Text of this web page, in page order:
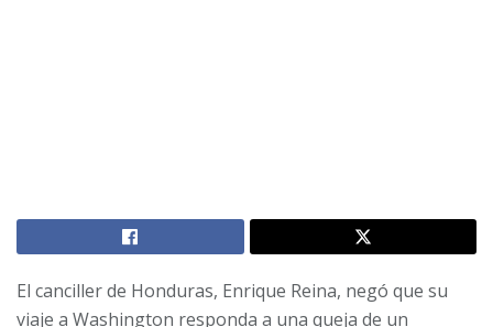
El canciller de Honduras, Enrique Reina, negó que su
viaje a Washington responda a una queja de un